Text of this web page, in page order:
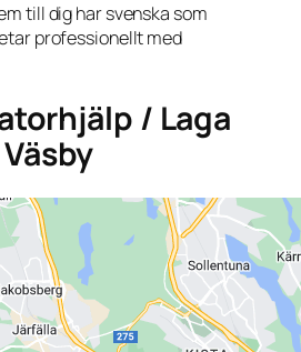
till dig har svenska som
professionellt med
/ Laga